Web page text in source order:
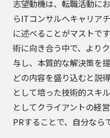
志望動機は、転職活動に
らITコンサルへキャリア
に述べることがマストで
術に向き合う中で、より
与し、本質的な解決策を
どの内容を盛り込むと説
として培った技術的スキ
としてクライアントの経
PRすることで、自分なら